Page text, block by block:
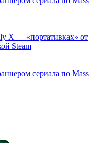
X — «портативках» от
Steam
сериала по Mass